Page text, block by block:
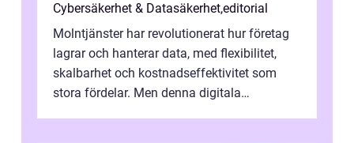
Cybersäkerhet & Datasäkerhet,editorial
Molntjänster har revolutionerat hur företag
lagrar och hanterar data, med flexibilitet,
skalbarhet och kostnadseffektivitet som
stora fördelar. Men denna digitala